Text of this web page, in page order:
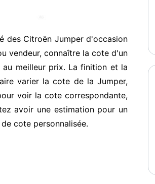
des Citroën Jumper d'occasion
vendeur, connaître la cote d'un
meilleur prix. La finition et la
varier la cote de la Jumper,
voir la cote correspondante,
avoir une estimation pour un
cote personnalisée.